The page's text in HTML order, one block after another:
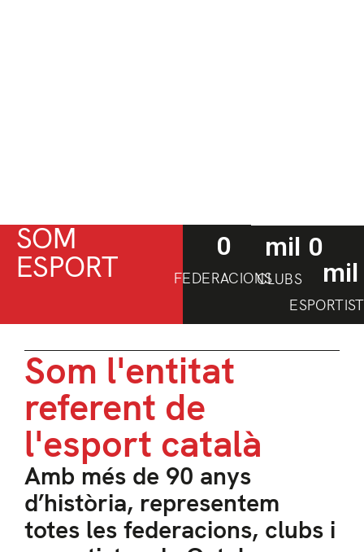
SOM
ESPORT
0
FEDERACIONS
mil
CLUBS
0
mil
Som l'entitat
referent de
l'esport català
Amb més de 90 anys
d’història, representem
totes les federacions, clubs i